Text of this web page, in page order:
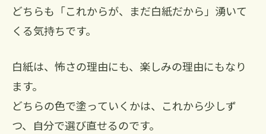
どちらも「これからが、まだ白紙だから」湧いて
くる気持ちです。
白紙は、怖さの理由にも、楽しみの理由にもなり
ます。
どちらの色で塗っていくかは、これから少しず
つ、自分で選び直せるのです。